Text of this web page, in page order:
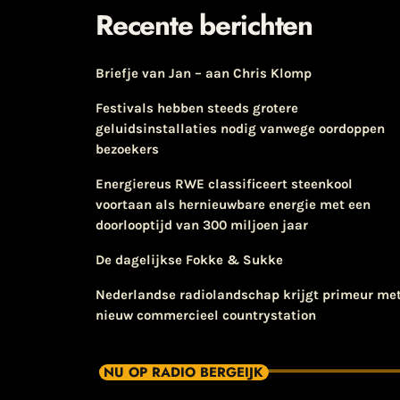
Recente berichten
Briefje van Jan – aan Chris Klomp
Festivals hebben steeds grotere
geluidsinstallaties nodig vanwege oordoppen
bezoekers
Energiereus RWE classificeert steenkool
voortaan als hernieuwbare energie met een
doorlooptijd van 300 miljoen jaar
De dagelijkse Fokke & Sukke
Nederlandse radiolandschap krijgt primeur
nieuw commercieel countrystation
NU OP RADIO BERGEIJK